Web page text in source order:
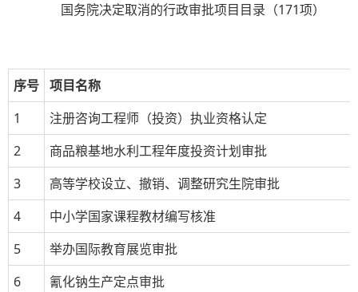
国务院决定取消的行政审批项目目录（171项）
序号 项目名称
1
注册咨询工程师（投资）执业资格认定
2
商品粮基地水利工程年度投资计划审批
3
高等学校设立、撤销、调整研究生院审批
4
中小学国家课程教材编写核准
5
举办国际教育展览审批
6
氰化钠生产定点审批